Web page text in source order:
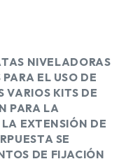
NIVELADORAS
EL USO DE
VARIOS KITS DE
PARA LA
EXTENSIÓN DE
SE
DE FIJACIÓN